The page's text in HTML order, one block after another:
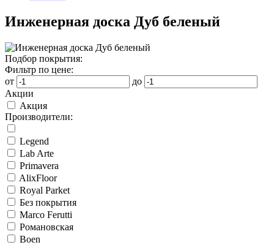
Инженерная доска Дуб беленый
Подбор покрытия:
Фильтр по цене:
от
до
Акции
Акция
Производители:
Legend
Lab Arte
Primavera
AlixFloor
Royal Parket
Без покрытия
Marco Ferutti
Романовская
Boen